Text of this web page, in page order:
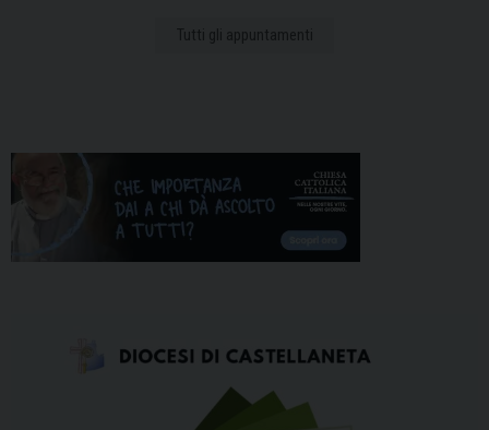
Tutti gli appuntamenti